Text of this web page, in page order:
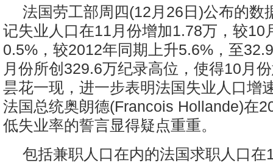
法国劳工部周四(12月26日)公布的数
记失业人口在11月份增加1.78万，较10
0.5%，较2012年同期上升5.6%，至
月份所创329.6万纪录高位，使得10月
昙花一现，进一步表明法国失业人口增
法国总统奥朗德(Francois Hollande)在
低失业率的誓言显得疑点重重。
包括兼职人口在内的法国求职人口在